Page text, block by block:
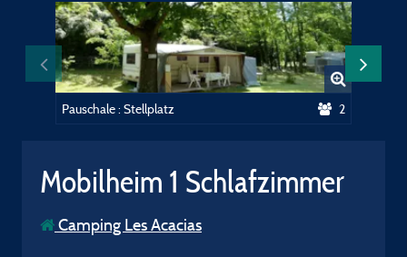
Pauschale : Stellplatz 2
Mobilheim 1 Schlafzimmer
Camping Les Acacias